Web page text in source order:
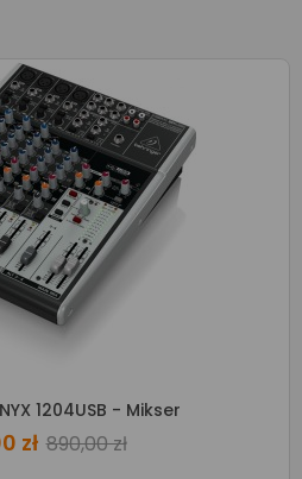
1204USB - Mikser
zł 890,00 zł